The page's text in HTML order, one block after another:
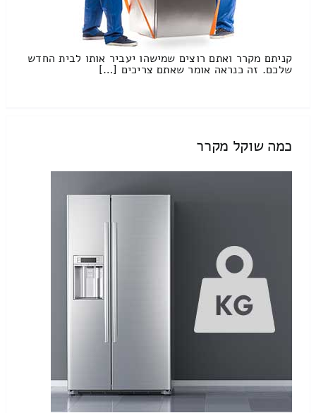
קניתם מקרר ואתם רוצים שמישהו יעביר אותו לבית החדש
שלכם. זה כנראה אומר שאתם צריכים […]
כמה שוקל מקרר